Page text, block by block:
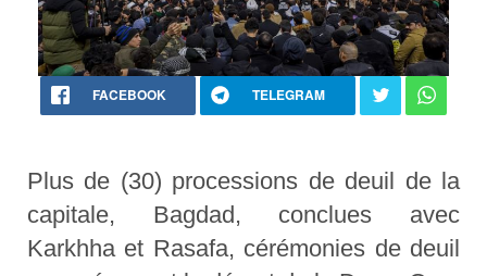
FACEBOOK TELEGRAM
Plus de (30) processions de deuil de la
capitale, Bagdad, conclues avec
Karkhha et Rasafa, cérémonies de deuil